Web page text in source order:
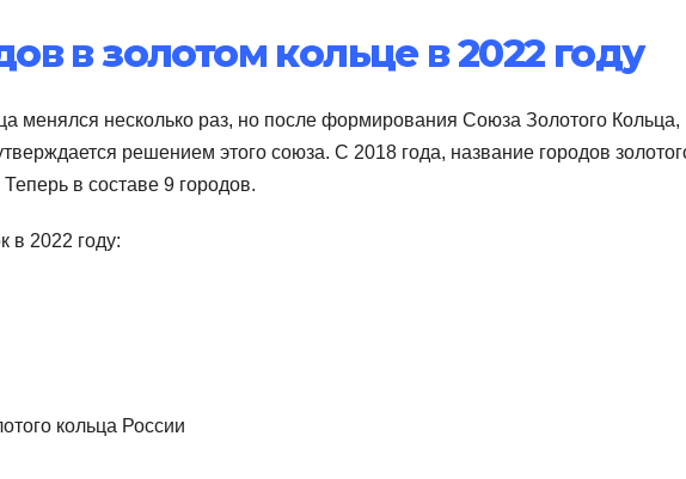
в золотом кольце в 2022 году
менялся несколько раз, но после формирования Союза Золотого Кольца,
решением этого союза. С 2018 года, название городов
в составе 9 городов.
в 2022 году:
кольца России